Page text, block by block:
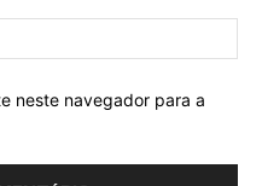
neste navegador para a